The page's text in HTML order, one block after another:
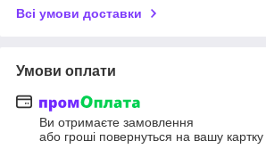
Всі умови доставки
Умови оплати
Ви отримаєте замовлення
або гроші повернуться на вашу картку